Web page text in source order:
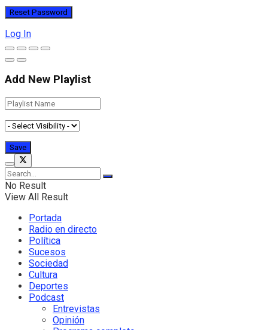
Log In
Add New Playlist
No Result
View All Result
Portada
Radio en directo
Política
Sucesos
Sociedad
Cultura
Deportes
Podcast
Entrevistas
Opinión